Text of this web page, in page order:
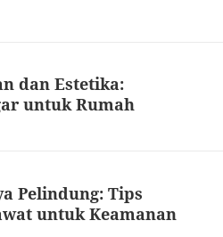
dan Estetika:
untuk Rumah
Pelindung: Tips
untuk Keamanan